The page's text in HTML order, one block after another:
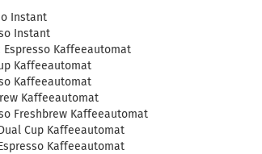
Instant
Instant
Espresso Kaffeeautomat
Kaffeeautomat
Kaffeeautomat
Kaffeeautomat
Freshbrew Kaffeeautomat
Cup Kaffeeautomat
Kaffeeautomat